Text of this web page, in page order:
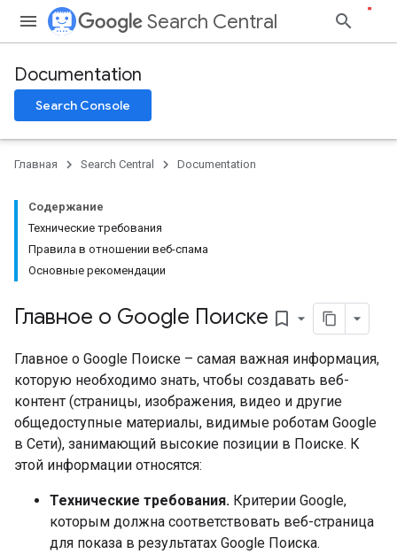
Search Central
Documentation
Search Console
Главная Search Central Documentation
Содержание
Технические требования
Правила в отношении веб-спама
Основные рекомендации
Главное о Google Поиске bookmark_border
Главное о Google Поиске – самая важная информация,
которую необходимо знать, чтобы создавать веб-
контент (страницы, изображения, видео и другие
общедоступные материалы, видимые роботам Google
в Сети), занимающий высокие позиции в Поиске. К
этой информации относятся:
Технические требования. Критерии Google,
которым должна соответствовать веб-страница
для показа в результатах Google Поиска.